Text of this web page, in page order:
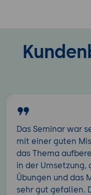
Das Seminar war
mit einer guten
das Thema
in der Umsetzung,
Übungen und das
sehr gut gefallen.